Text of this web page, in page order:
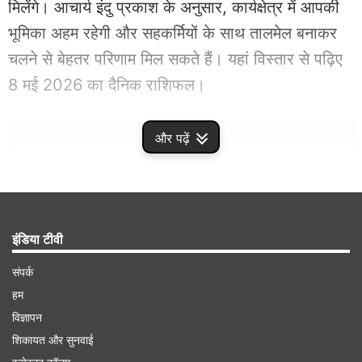
और पढ़ें
मिलेंगे। आचार्य इंदु प्रकाश के अनुसार, कार्यक्षेत्र में आपकी
भूमिका अहम रहेगी और सहकर्मियों के साथ तालमेल बनाकर
चलने से बेहतर परिणाम मिल सकते हैं। यहां विस्तार से पढ़िए
8 मई 2026 का दैनिक राशिफल।
Advertisement
इंडिया टीवी
संपर्क
हम
विज्ञापन
शिकायत और सुनवाई